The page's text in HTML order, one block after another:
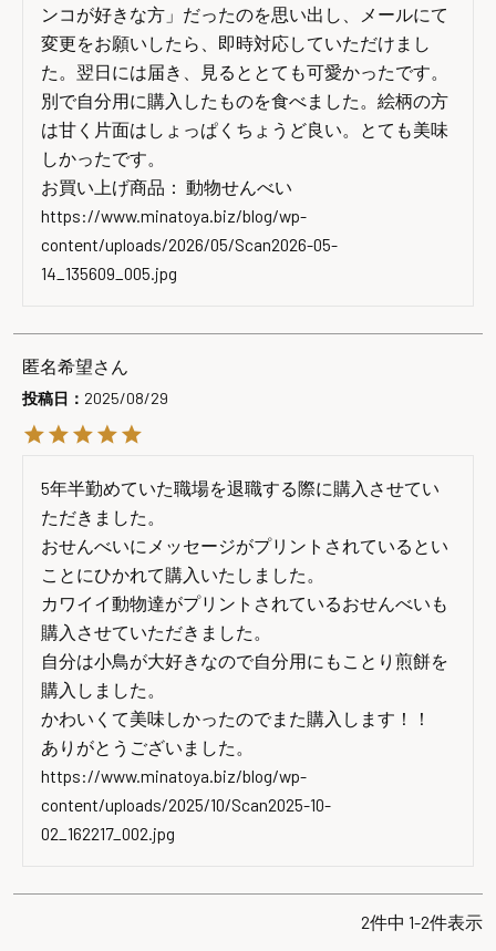
ンコが好きな方」だったのを思い出し、メールにて
変更をお願いしたら、即時対応していただけまし
た。翌日には届き、見るととても可愛かったです。
別で自分用に購入したものを食べました。絵柄の方
は甘く片面はしょっぱくちょうど良い。とても美味
しかったです。
お買い上げ商品： 動物せんべい
https://www.minatoya.biz/blog/wp-
content/uploads/2026/05/Scan2026-05-
14_135609_005.jpg
匿名希望
投稿日 2025/08/29
5年半勤めていた職場を退職する際に購入させてい
ただきました。
おせんべいにメッセージがプリントされているとい
ことにひかれて購入いたしました。
カワイイ動物達がプリントされているおせんべいも
購入させていただきました。
自分は小鳥が大好きなので自分用にもことり煎餅を
購入しました。
かわいくて美味しかったのでまた購入します！！
ありがとうございました。
https://www.minatoya.biz/blog/wp-
content/uploads/2025/10/Scan2025-10-
02_162217_002.jpg
2件中 1-2件表示